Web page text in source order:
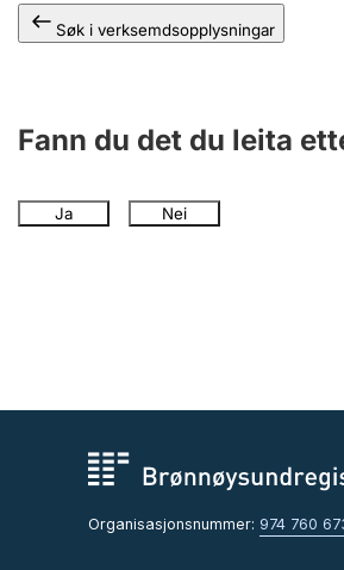
Søk i verksemdsopplysningar
Fann du det du leita
Ja Nei
Organisasjonsnummer: 974 760